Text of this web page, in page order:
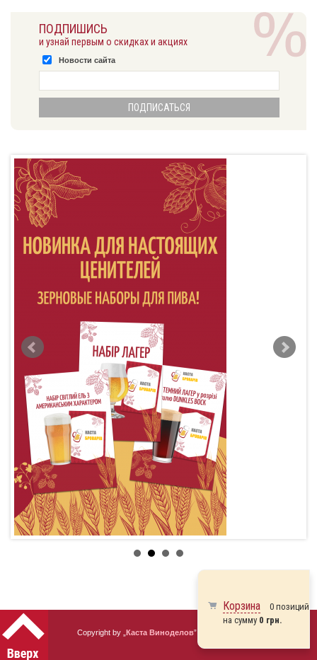
ПОДПИШИСЬ
и узнай первым о скидках и акциях
Новости сайта
Copyright by „ Каста Виноделов” 2010 - 2026
Корзина
0 позиций
на сумму 0 грн.